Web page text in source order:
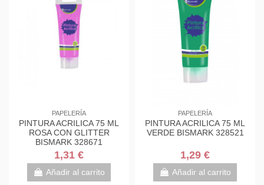
PAPELERÍA
PINTURA ACRILICA 75 ML
ROSA CON GLITTER
BISMARK 328671
1,31 €
Añadir al carrito
PAPELERÍA
PINTURA ACRILICA 75 ML
VERDE BISMARK 328521
1,29 €
Añadir al carrito